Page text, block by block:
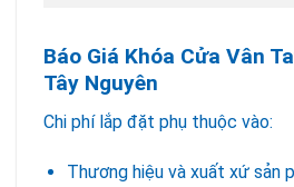
Báo Giá Khóa Cửa Vân
Tây Nguyên
Chi phí lắp đặt phụ thuộc vào:
Thương hiệu và xuất xứ sản